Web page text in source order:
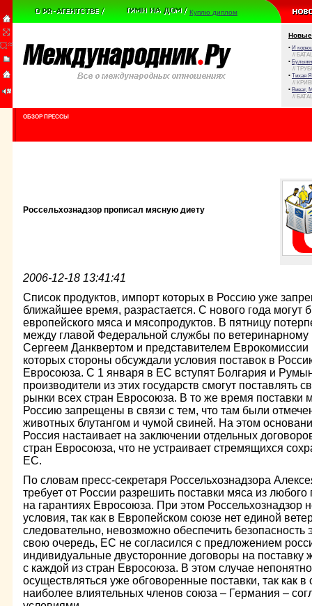
Куплю диплом
Новые
• И
//
•
//
• Тихая
//
• Виват,
//
ОБЗОР ПРЕССЫ
Россельхознадзор прописал мясную диету
2006-12-18 13:41:41
Список продуктов, импорт которых в Россию уже
ближайшее время, разрастается. С нового года могут
европейского мяса и мясопродуктов. В пятницу
между главой Федеральной службы по ветеринарному
Сергеем Данквертом и представителем
которых стороны обсуждали условия поставок в
Евросоюза. С 1 января в ЕС вступят Болгария и
производители из этих государств смогут поставлять
рынки всех стран Евросоюза. В то же время поставки
Россию запрещены в связи с тем, что там были
животных блутангом и чумой свиней. На этом
Россия настаивает на заключении отдельных
стран Евросоюза, что не устраивает стремящихся
ЕС.
По словам пресс-секретаря Россельхознадзора
требует от России разрешить поставки мяса из
на гарантиях Евросоюза. При этом Россельхознадзор
условия, так как в Европейском союзе нет единой
следовательно, невозможно обеспечить безопасность
свою очередь, ЕС не согласился с предложением
индивидуальные двусторонние договоры на поставку
с каждой из стран Евросоюза. В этом случае
осуществляться уже обговоренные поставки, так как
наиболее влиятельных членов союза – Германия –